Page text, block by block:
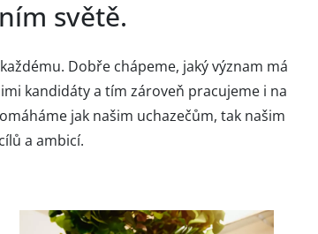
světě.
Dobře chápeme, jaký význam má
kandidáty a tím zároveň pracujeme i na
jak našim uchazečům, tak našim
a ambicí.